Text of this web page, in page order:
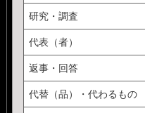
研究・調査
代表（者）
返事・回答
代替（品）・代わるもの